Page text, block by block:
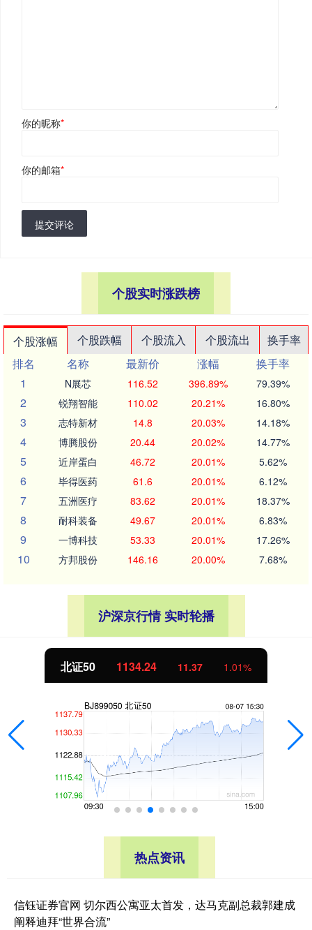
你的昵称*
你的邮箱*
提交评论
个股实时涨跌榜
个股涨幅 个股跌幅 个股流入 个股流出
换手率
排名
名称 最新价 涨幅
换手率
1
N展芯 116.52 396.89% 79.39%
2 锐翔智能 110.02 20.21% 16.80%
3 志特新材 14.8 20.03% 14.18%
4 博腾股份 20.44 20.02% 14.77%
5 近岸蛋白 46.72 20.01% 5.62%
6 毕得医药 61.6 20.01% 6.12%
7 五洲医疗 83.62 20.01% 18.37%
8 耐科装备 49.67 20.01% 6.83%
9 一博科技 53.33 20.01% 17.26%
10 方邦股份 146.16 20.00% 7.68%
沪深京行情 实时轮播
北证50 1134.24 11.37 1.01%
热点资讯
信钰证券官网 切尔西公寓亚太首发，达马克副总裁郭建成
阐释迪拜“世界合流”